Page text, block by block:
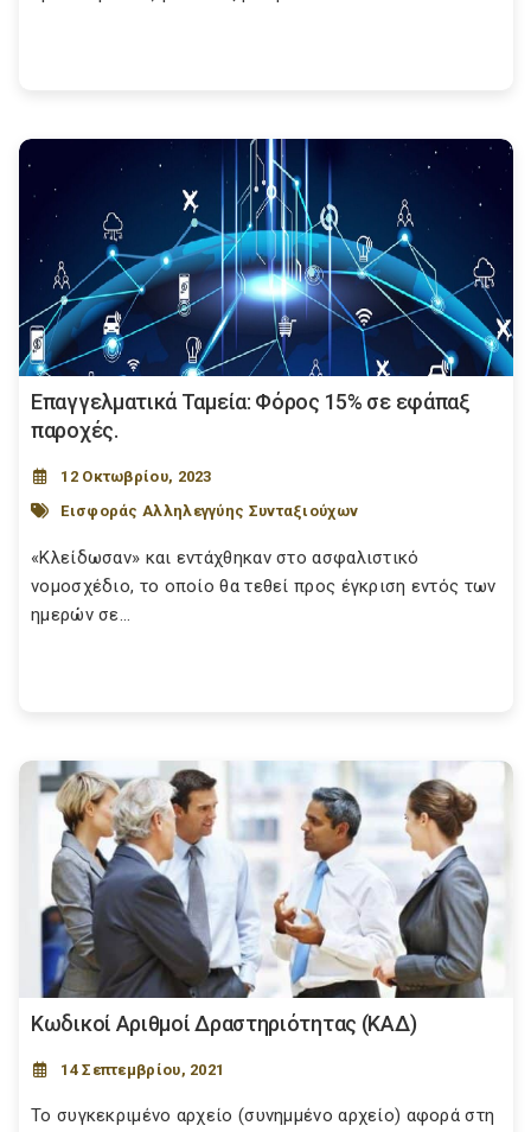
Επαγγελματικά Ταμεία: Φόρος 15% σε εφάπαξ
παροχές.
12 Οκτωβρίου, 2023
Εισφοράς Αλληλεγγύης Συνταξιούχων
«Κλείδωσαν» και εντάχθηκαν στο ασφαλιστικό
νομοσχέδιο, το οποίο θα τεθεί προς έγκριση εντός των
ημερών σε...
Κωδικοί Αριθμοί Δραστηριότητας (ΚΑΔ)
14 Σεπτεμβρίου, 2021
Το συγκεκριμένο αρχείο (συνημμένο αρχείο) αφορά στη